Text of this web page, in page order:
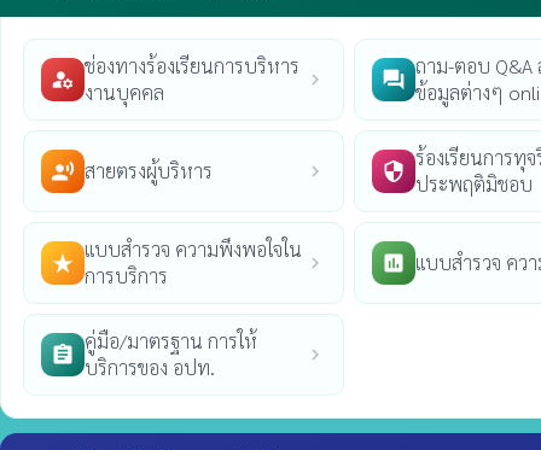
manage_accounts
ช่องทางร้องเรียนการบริหาร
งานบุคคล
chevron_right question_answer
ถาม-ตอบ Q&A
ข้อมูลต่างๆ
record_voice_over สายตรงผู้บริหาร chevron_right security
ร้องเรียนการทุ
ประพฤติมิชอบ
star_rate
แบบสำรวจ ความพึงพอใจใน
การบริการ
chevron_right poll แบบสำรวจ คว
assignment
คู่มือ/มาตรฐาน การให้
บริการของ อปท.
chevron_right